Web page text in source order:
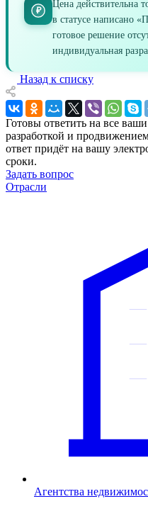
₽
Цена действительна
в статусе написано
готовое решение
индивидуальная
Назад к списку
Готовы ответить на все
разработкой и
ответ придёт на вашу
сроки.
Задать вопрос
Отрасли
Агентства